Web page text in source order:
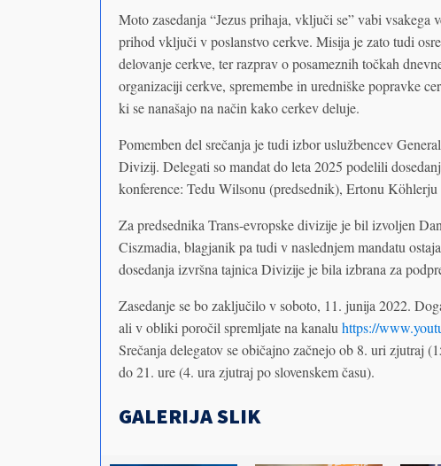
Moto zasedanja “Jezus prihaja, vključi se” vabi vsakega
prihod vključi v poslanstvo cerkve. Misija je zato tudi
delovanje cerkve, ter razprav o posameznih točkah
organizaciji cerkve, spremembe in uredniške popravke
ki se nanašajo na način kako cerkev deluje.
Pomemben del srečanja je tudi izbor uslužbencev
Divizij. Delegati so mandat do leta 2025 podelili
konference: Tedu Wilsonu (predsednik), Ertonu
Za predsednika Trans-evropske divizije je bil izvoljen
Ciszmadia, blagjanik pa tudi v naslednjem mandatu
dosedanja izvršna tajnica Divizije je bila izbrana za
Zasedanje se bo zaključilo v soboto, 11. junija 2022.
ali v obliki poročil spremljate na kanalu https://
Srečanja delegatov se običajno začnejo ob 8. uri zjutraj
do 21. ure (4. ura zjutraj po slovenskem času).
GALERIJA SLIK